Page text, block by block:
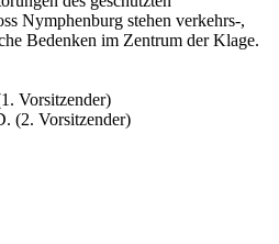
Nymphenburg stehen verkehrs-,
Bedenken im Zentrum der Klage.
Vorsitzender)
(2. Vorsitzender)